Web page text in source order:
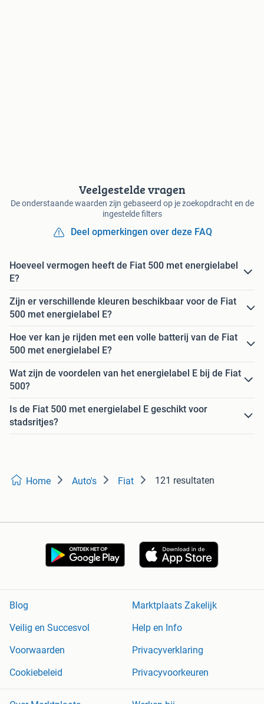
Veelgestelde vragen
De onderstaande waarden zijn gebaseerd op je zoekopdracht en de
ingestelde filters
Deel opmerkingen over deze FAQ
Hoeveel vermogen heeft de Fiat 500 met energielabel
E?
Zijn er verschillende kleuren beschikbaar voor de Fiat
500 met energielabel E?
Hoe ver kan je rijden met een volle batterij van de Fiat
500 met energielabel E?
Wat zijn de voordelen van het energielabel E bij de Fiat
500?
Is de Fiat 500 met energielabel E geschikt voor
stadsritjes?
Home Auto's Fiat 121 resultaten
Blog
Marktplaats Zakelijk
Veilig en Succesvol
Help en Info
Voorwaarden
Privacyverklaring
Cookiebeleid
Privacyvoorkeuren